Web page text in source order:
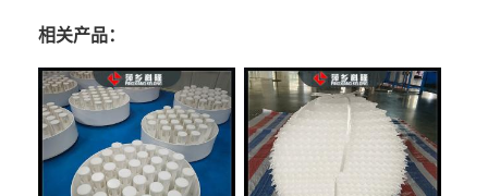
相关产品：